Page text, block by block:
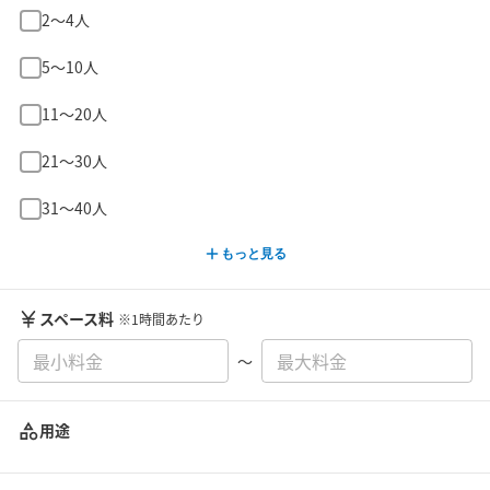
2〜4人
5〜10人
11〜20人
21〜30人
31〜40人
もっと見る
スペース料 ※1時間あたり
〜
用途